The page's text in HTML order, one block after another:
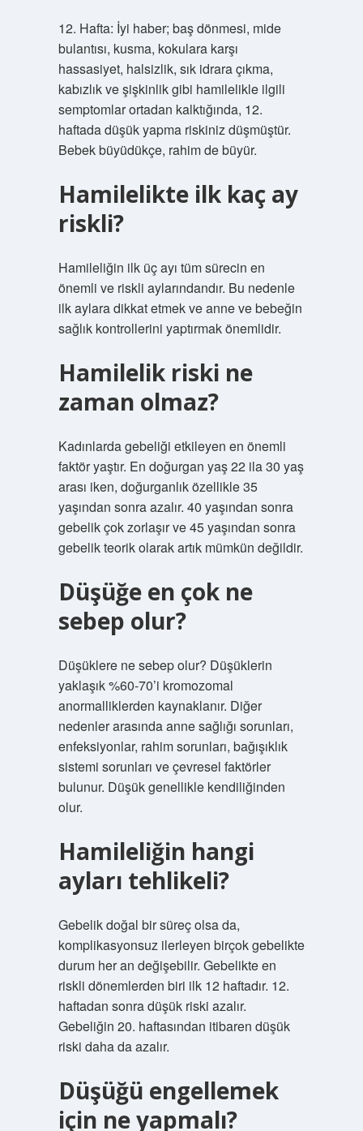
12. Hafta: İyi haber; baş dönmesi, mide
bulantısı, kusma, kokulara karşı
hassasiyet, halsizlik, sık idrara çıkma,
kabızlık ve şişkinlik gibi hamilelikle ilgili
semptomlar ortadan kalktığında, 12.
haftada düşük yapma riskiniz düşmüştür.
Bebek büyüdükçe, rahim de büyür.
Hamilelikte ilk kaç ay
riskli?
Hamileliğin ilk üç ayı tüm sürecin en
önemli ve riskli aylarındandır. Bu nedenle
ilk aylara dikkat etmek ve anne ve bebeğin
sağlık kontrollerini yaptırmak önemlidir.
Hamilelik riski ne
zaman olmaz?
Kadınlarda gebeliği etkileyen en önemli
faktör yaştır. En doğurgan yaş 22 ila 30 yaş
arası iken, doğurganlık özellikle 35
yaşından sonra azalır. 40 yaşından sonra
gebelik çok zorlaşır ve 45 yaşından sonra
gebelik teorik olarak artık mümkün değildir.
Düşüğe en çok ne
sebep olur?
Düşüklere ne sebep olur? Düşüklerin
yaklaşık %60-70’i kromozomal
anormalliklerden kaynaklanır. Diğer
nedenler arasında anne sağlığı sorunları,
enfeksiyonlar, rahim sorunları, bağışıklık
sistemi sorunları ve çevresel faktörler
bulunur. Düşük genellikle kendiliğinden
olur.
Hamileliğin hangi
ayları tehlikeli?
Gebelik doğal bir süreç olsa da,
komplikasyonsuz ilerleyen birçok gebelikte
durum her an değişebilir. Gebelikte en
riskli dönemlerden biri ilk 12 haftadır. 12.
haftadan sonra düşük riski azalır.
Gebeliğin 20. haftasından itibaren düşük
riski daha da azalır.
Düşüğü engellemek
için ne yapmalı?